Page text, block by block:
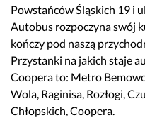
Powstańców Śląskich 19 i
Autobus rozpoczyna swój
kończy pod naszą
Przystanki na jakich staje
Coopera to: Metro
Wola, Raginisa, Rozłogi,
Chłopskich, Coopera.